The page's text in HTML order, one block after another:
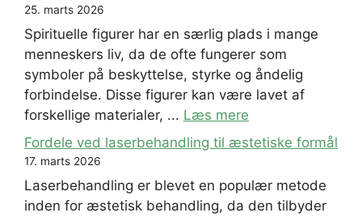
25. marts 2026
Spirituelle figurer har en særlig plads i mange
menneskers liv, da de ofte fungerer som
symboler på beskyttelse, styrke og åndelig
forbindelse. Disse figurer kan være lavet af
forskellige materialer, ... Læs mere
Fordele ved laserbehandling til æstetiske formål
17. marts 2026
Laserbehandling er blevet en populær metode
inden for æstetisk behandling, da den tilbyder